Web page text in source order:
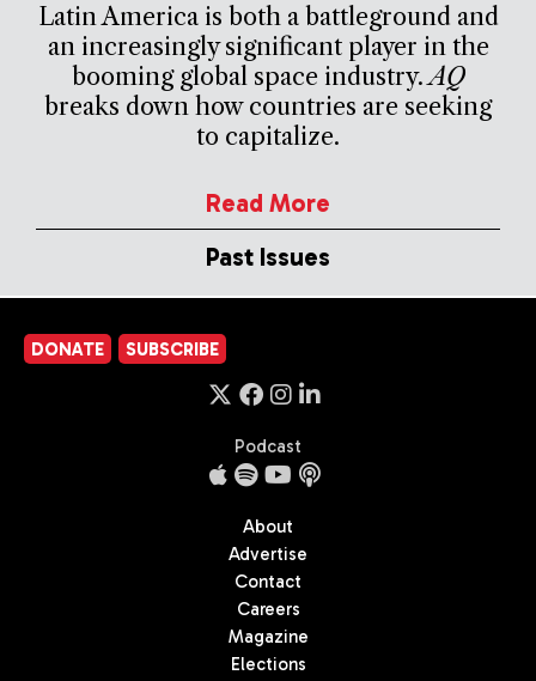
Latin America is both a battleground and
an increasingly significant player in the
booming global space industry.AQ
breaks down how countries are seeking
to capitalize.
Read More
Past Issues
DONATE SUBSCRIBE
Podcast
About
Advertise
Contact
Careers
Magazine
Elections